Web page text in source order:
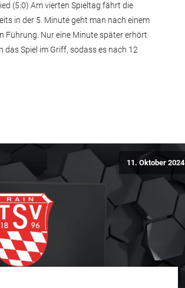
(5:0) Am vierten Spieltag fährt die
in der 5. Minute geht man nach einem
Führung. Nur eine Minute später erhört
Spiel im Griff, sodass es nach 12
11. Oktober 2024